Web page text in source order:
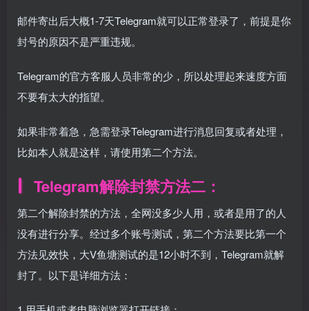
邮件寄出后大概1-7天Telegram就可以正常登录了，前提是你
封号的原因不是严重违规。
Telegram的官方客服人员非常的少，所以处理起来速度方面
不要有太大的指望。
如果非常着急，急需登录Telegram进行消息回复或者处理，
比如本人就是这样，请使用第二个方法。
Telegram解除封禁方法二：
第二个解除封禁的方法，全网没多少人用，或者是用了的人
没有进行分享。经过多个账号测试，第二个方法要比第一个
方法见效快，大V鱼塘测试的是12小时不到，Telegram就解
封了。以下是详细方法：